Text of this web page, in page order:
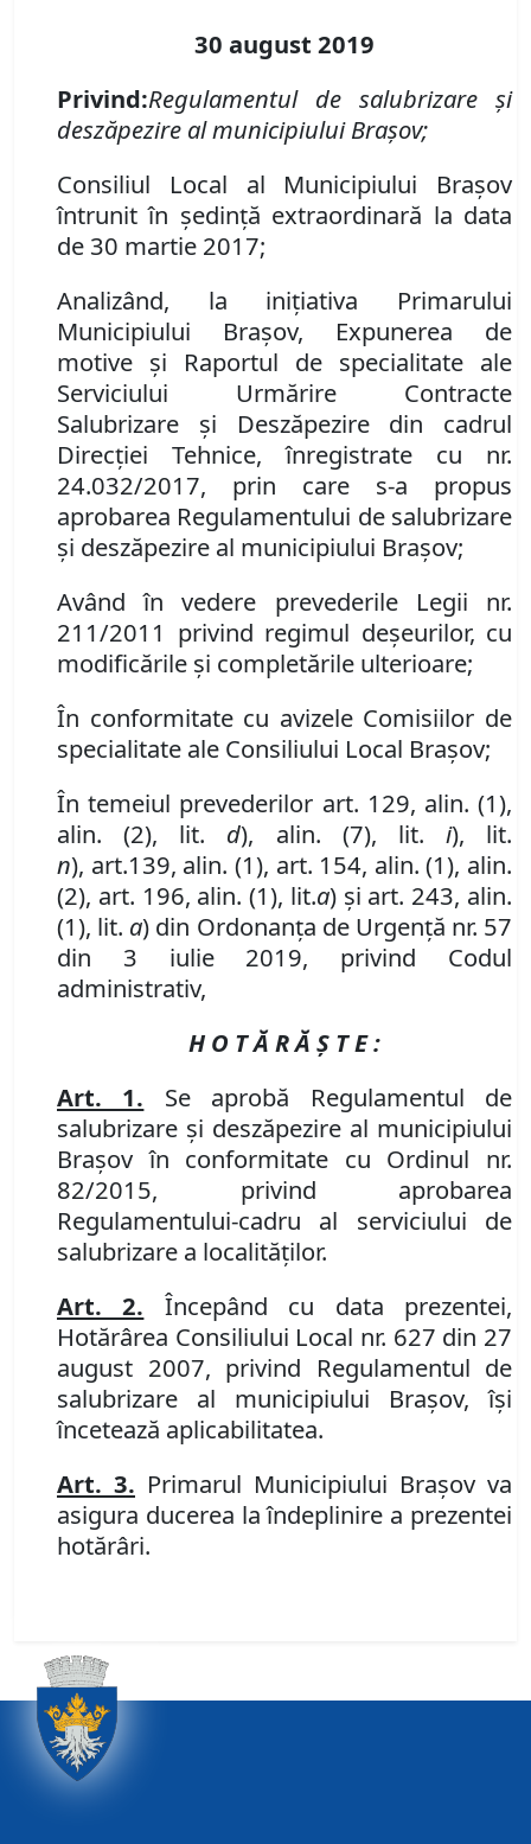
30 august 2019
Privind:Regulamentul de salubrizare şi
deszăpezire al municipiului Braşov;
Consiliul Local al Municipiului Braşov
întrunit în şedinţă extraordinară la data
de 30 martie 2017;
Analizând, la iniţiativa Primarului
Municipiului Braşov, Expunerea de
motive şi Raportul de specialitate ale
Serviciului Urmărire Contracte
Salubrizare şi Deszăpezire din cadrul
Direcţiei Tehnice, înregistrate cu nr.
24.032/2017, prin care s-a propus
aprobarea Regulamentului de salubrizare
şi deszăpezire al municipiului Braşov;
Având în vedere prevederile Legii nr.
211/2011 privind regimul deșeurilor, cu
modificările şi completările ulterioare;
În conformitate cu avizele Comisiilor de
specialitate ale Consiliului Local Brașov;
În temeiul prevederilor art. 129, alin. (1),
alin. (2), lit. d), alin. (7), lit. i), lit.
n), art.139, alin. (1), art. 154, alin. (1), alin.
(2), art. 196, alin. (1), lit.a) și art. 243, alin.
(1), lit. a) din Ordonanța de Urgență nr. 57
din 3 iulie 2019, privind Codul
administrativ,
H O T Ă R Ă Ş T E :
Art. 1. Se aprobă Regulamentul de
salubrizare şi deszăpezire al municipiului
Braşov în conformitate cu Ordinul nr.
82/2015, privind aprobarea
Regulamentului-cadru al serviciului de
salubrizare a localităţilor.
Art. 2. Începând cu data prezentei,
Hotărârea Consiliului Local nr. 627 din 27
august 2007, privind Regulamentul de
salubrizare al municipiului Braşov, îşi
încetează aplicabilitatea.
Art. 3. Primarul Municipiului Braşov va
asigura ducerea la îndeplinire a prezentei
hotărâri.